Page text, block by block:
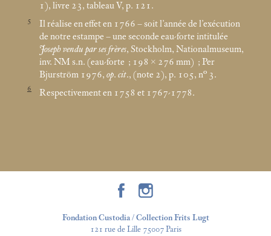
1), livre 23, tableau V, p. 121.
5
Il réalise en effet en 1766 – soit l’année de l’exécution
de notre estampe – une seconde eau-forte intitulée
Joseph vendu par ses frères, Stockholm, Nationalmuseum,
inv. NM s.n. (eau-forte ; 198 × 276 mm) ; Per
Bjurström 1976, op. cit., (note 2), p. 105, n° 3.
6 Respectivement en 1758 et 1767-1778.
Fondation Custodia / Collection Frits Lugt
121 rue de Lille 75007 Paris